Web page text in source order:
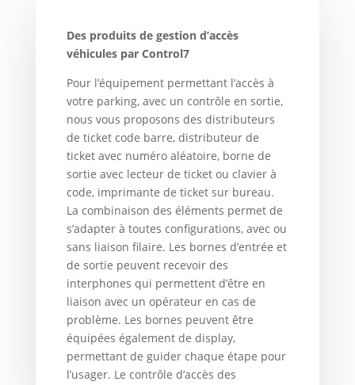
Des produits de gestion d’accès
véhicules par Control7
Pour l’équipement permettant l’accès à
votre parking, avec un contrôle en sortie,
nous vous proposons des distributeurs
de ticket code barre, distributeur de
ticket avec numéro aléatoire, borne de
sortie avec lecteur de ticket ou clavier à
code, imprimante de ticket sur bureau.
La combinaison des éléments permet de
s’adapter à toutes configurations, avec ou
sans liaison filaire. Les bornes d’entrée et
de sortie peuvent recevoir des
interphones qui permettent d’être en
liaison avec un opérateur en cas de
problème. Les bornes peuvent être
équipées également de display,
permettant de guider chaque étape pour
l’usager. Le contrôle d’accès des